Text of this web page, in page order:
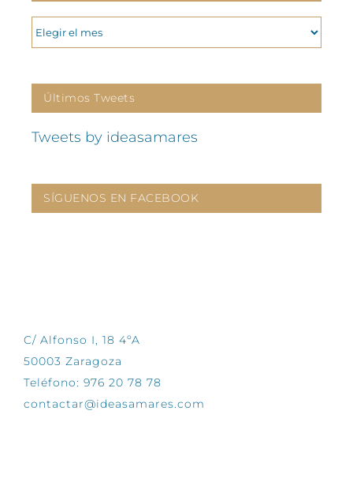
ARCHIVOS
Últimos Tweets
Tweets by ideasamares
SÍGUENOS EN FACEBOOK
C/ Alfonso I, 18 4ºA
50003 Zaragoza
Teléfono: 976 20 78 78
contactar@ideasamares.com